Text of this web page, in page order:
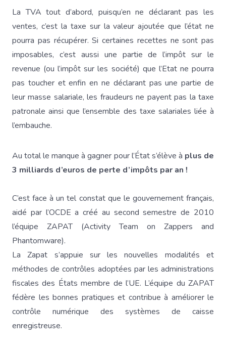
La TVA tout d’abord, puisqu’en ne déclarant pas les
ventes, c’est la taxe sur la valeur ajoutée que l’état ne
pourra pas récupérer. Si certaines recettes ne sont pas
imposables, c’est aussi une partie de l’impôt sur le
revenue (ou l’impôt sur les société) que l’Etat ne pourra
pas toucher et enfin en ne déclarant pas une partie de
leur masse salariale, les fraudeurs ne payent pas la taxe
patronale ainsi que l’ensemble des taxe salariales liée à
l’embauche.
Au total le manque à gagner pour l’État s’élève à plus de
3 milliards d’euros de perte d’impôts par an !
C’est face à un tel constat que le gouvernement français,
aidé par l’OCDE a créé au second semestre de 2010
l’équipe ZAPAT (Activity Team on Zappers and
Phantomware).
La Zapat s’appuie sur les nouvelles modalités et
méthodes de contrôles adoptées par les administrations
fiscales des États membre de l’UE. L’équipe du ZAPAT
fédère les bonnes pratiques et contribue à améliorer le
contrôle numérique des systèmes de caisse
enregistreuse.